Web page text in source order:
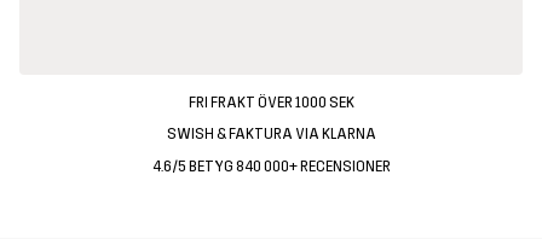
FRI FRAKT ÖVER 1000 SEK
SWISH & FAKTURA VIA KLARNA
4.6/5 BETYG 840 000+ RECENSIONER